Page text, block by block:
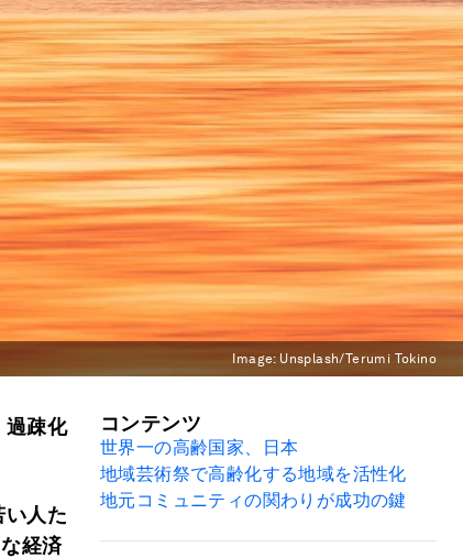
Image: Unsplash/Terumi Tokino
過疎化
い人た
経済
コンテンツ
世界一の高齢国家、日本
地域芸術祭で高齢化する地域を活性化
地元コミュニティの関わりが成功の鍵